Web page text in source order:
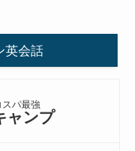
英会話
スパ最強
ャンプ